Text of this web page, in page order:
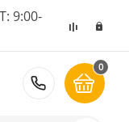
9:00-
8 (495)
0